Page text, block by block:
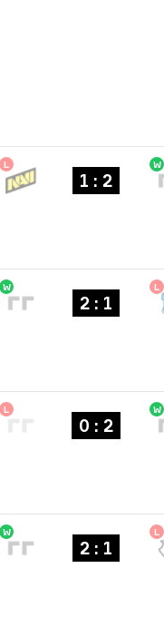
L
1 : 2
W
W
2 : 1
L
L
0 : 2
W
W
2 : 1
L